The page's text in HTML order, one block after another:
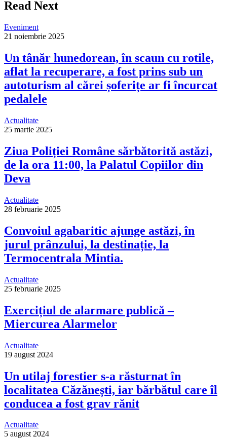
Read Next
Eveniment
21 noiembrie 2025
Un tânăr hunedorean, în scaun cu rotile,
aflat la recuperare, a fost prins sub un
autoturism al cărei șoferițe ar fi încurcat
pedalele
Actualitate
25 martie 2025
Ziua Poliției Române sărbătorită astăzi,
de la ora 11:00, la Palatul Copiilor din
Deva
Actualitate
28 februarie 2025
Convoiul agabaritic ajunge astăzi, în
jurul prânzului, la destinație, la
Termocentrala Mintia.
Actualitate
25 februarie 2025
Exercițiul de alarmare publică –
Miercurea Alarmelor
Actualitate
19 august 2024
Un utilaj forestier s-a răsturnat în
localitatea Căzănești, iar bărbătul care îl
conducea a fost grav rănit
Actualitate
5 august 2024